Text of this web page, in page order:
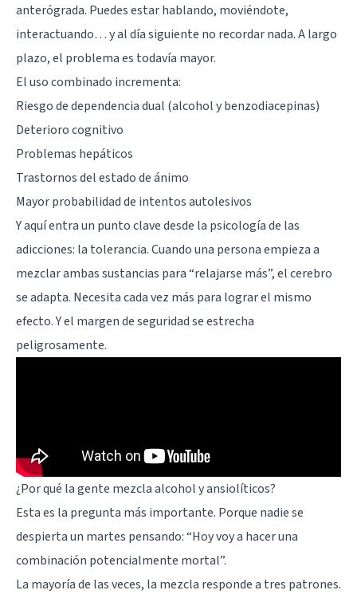
anterógrada. Puedes estar hablando, moviéndote,
interactuando… y al día siguiente no recordar nada. A largo
plazo, el problema es todavía mayor.
El uso combinado incrementa:
Riesgo de dependencia dual (alcohol y benzodiacepinas)
Deterioro cognitivo
Problemas hepáticos
Trastornos del estado de ánimo
Mayor probabilidad de intentos autolesivos
Y aquí entra un punto clave desde la psicología de las
adicciones: la tolerancia. Cuando una persona empieza a
mezclar ambas sustancias para “relajarse más”, el cerebro
se adapta. Necesita cada vez más para lograr el mismo
efecto. Y el margen de seguridad se estrecha
peligrosamente.
¿Por qué la gente mezcla alcohol y ansiolíticos?
Esta es la pregunta más importante. Porque nadie se
despierta un martes pensando: “Hoy voy a hacer una
combinación potencialmente mortal”.
La mayoría de las veces, la mezcla responde a tres patrones.